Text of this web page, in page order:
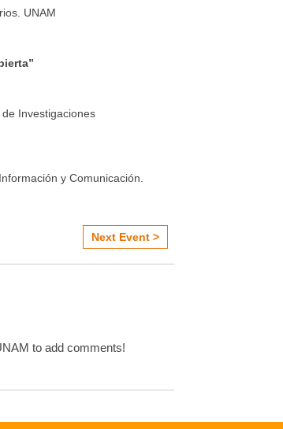
UNAM
Investigaciones
y Comunicación.
Next Event >
to add comments!